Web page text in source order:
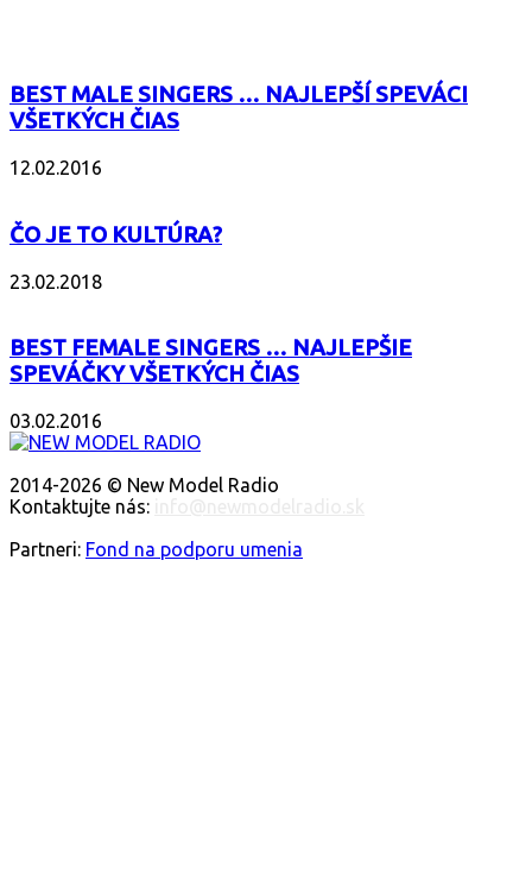
BEST MALE SINGERS … NAJLEPŠÍ SPEVÁCI
VŠETKÝCH ČIAS
12.02.2016
ČO JE TO KULTÚRA?
23.02.2018
BEST FEMALE SINGERS … NAJLEPŠIE
SPEVÁČKY VŠETKÝCH ČIAS
03.02.2016
2014-2026 © New Model Radio
Kontaktujte nás:
Partneri: Fond na podporu umenia